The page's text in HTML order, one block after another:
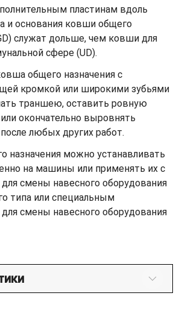
пластинам вдоль
и основания ковши общего
служат дольше, чем ковши для
сфере (UD).
общего назначения с
кромкой или широкими зубьями
траншею, оставить ровную
окончательно выровнять
любых других работ.
назначения можно устанавливать
на машины или применять их с
смены навесного оборудования
типа или специальным
смены навесного оборудования